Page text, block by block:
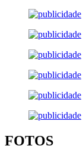
FOTOS